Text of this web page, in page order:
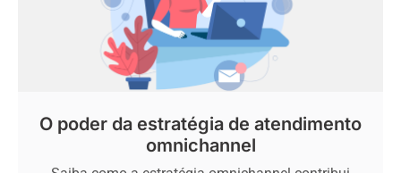
O poder da estratégia de atendimento
omnichannel